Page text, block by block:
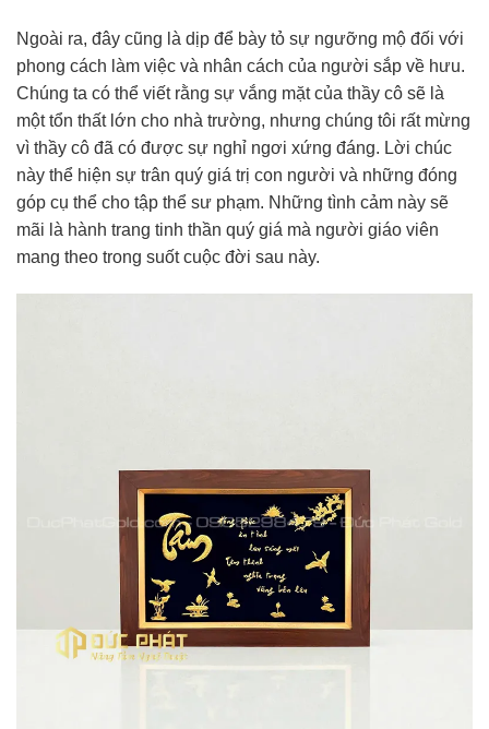
Ngoài ra, đây cũng là dịp để bày tỏ sự ngưỡng mộ đối với
phong cách làm việc và nhân cách của người sắp về hưu.
Chúng ta có thể viết rằng sự vắng mặt của thầy cô sẽ là
một tổn thất lớn cho nhà trường, nhưng chúng tôi rất mừng
vì thầy cô đã có được sự nghỉ ngơi xứng đáng. Lời chúc
này thể hiện sự trân quý giá trị con người và những đóng
góp cụ thể cho tập thể sư phạm. Những tình cảm này sẽ
mãi là hành trang tinh thần quý giá mà người giáo viên
mang theo trong suốt cuộc đời sau này.